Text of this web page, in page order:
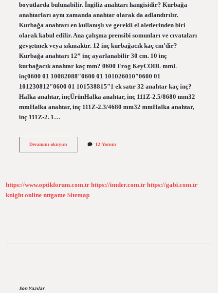
boyutlarda bulunabilir. İngiliz anahtarı hangisidir? Kurbağa
anahtarları aynı zamanda anahtar olarak da adlandırılır.
Kurbağa anahtarı en kullanışlı ve gerekli el aletlerinden biri
olarak kabul edilir. Ana çalışma prensibi somunları ve cıvataları
gevşetmek veya sıkmaktır. 12 inç kurbağacık kaç cm’dir?
Kurbağa anahtarı 12” inç ayarlanabilir 30 cm. 10 inç
kurbağacık anahtar kaç mm? 0600 Frog KeyCODL mmL
inç0600 01 10082088″0600 01 101026010″0600 01
101230812″0600 01 101538815″1 ek satır 32 anahtar kaç inç?
Halka anahtar, inçÜrünHalka anahtar, inç 111Z-2.5/8680 mm32
mmHalka anahtar, inç 111Z-2.3/4680 mm32 mmHalka anahtar,
inç 111Z-2. 1…
Devamını okuyunİNgiliz
12 Yorum
https://www.optikforum.com.tr https://imder.com.tr https://gabi.com.tr
knight online nttgame Sitemap
Son Yazılar